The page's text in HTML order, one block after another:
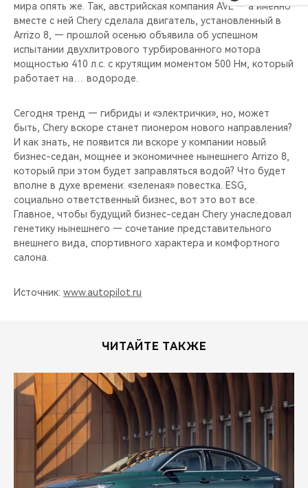
мира опять же. Так, австрийская компания AVL — а именно
вместе с ней Chery сделала двигатель, установленный в
Arrizo 8, — прошлой осенью объявила об успешном
испытании двухлитрового турбированного мотора
мощностью 410 л.с. с крутящим моментом 500 Нм, который
работает на… водороде.
Сегодня тренд — гибриды и «электрички», но, может
быть, Chery вскоре станет пионером нового направления?
И как знать, не появится ли вскоре у компании новый
бизнес-седан, мощнее и экономичнее нынешнего Arrizo 8,
который при этом будет заправляться водой? Что будет
вполне в духе времени: «зеленая» повестка. ESG,
социально ответственный бизнес, вот это вот все.
Главное, чтобы будущий бизнес-седан Chery унаследовал
генетику нынешнего — сочетание представительного
внешнего вида, спортивного характера и комфортного
салона.
Источник: www.autopilot.ru
ЧИТАЙТЕ ТАКЖЕ